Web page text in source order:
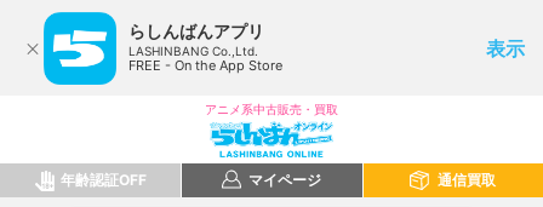
らしんばんアプリ
LASHINBANG Co.,Ltd.
FREE - On the App Store
表示
アニメ系中古販売・買取
年齢認証OFF マイページ 通信買取